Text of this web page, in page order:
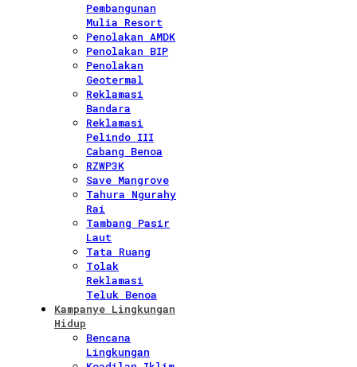
Pembangunan
Mulia Resort
Penolakan AMDK
Penolakan BIP
Penolakan
Geotermal
Reklamasi
Bandara
Reklamasi
Pelindo III
Cabang Benoa
RZWP3K
Save Mangrove
Tahura Ngurahy
Rai
Tambang Pasir
Laut
Tata Ruang
Tolak
Reklamasi
Teluk Benoa
Kampanye Lingkungan
Hidup
Bencana
Lingkungan